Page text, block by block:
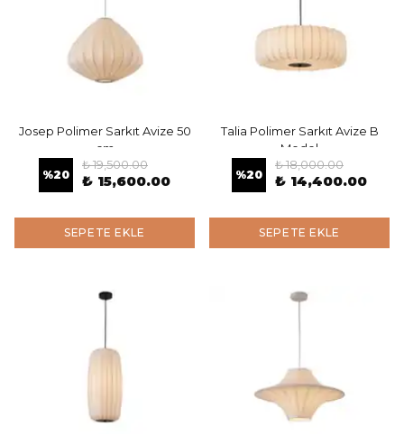
Josep Polimer Sarkıt Avize 50
cm
%20
₺ 19,500.00
₺ 15,600.00
SEPETE EKLE
Talia Polimer Sarkıt Avize B
Model
%20
₺ 18,000.00
₺ 14,400.00
SEPETE EKLE